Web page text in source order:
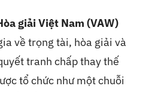
giải Việt Nam (VAW)
về trọng tài, hòa giải và
tranh chấp thay thế
tổ chức như một chuỗi